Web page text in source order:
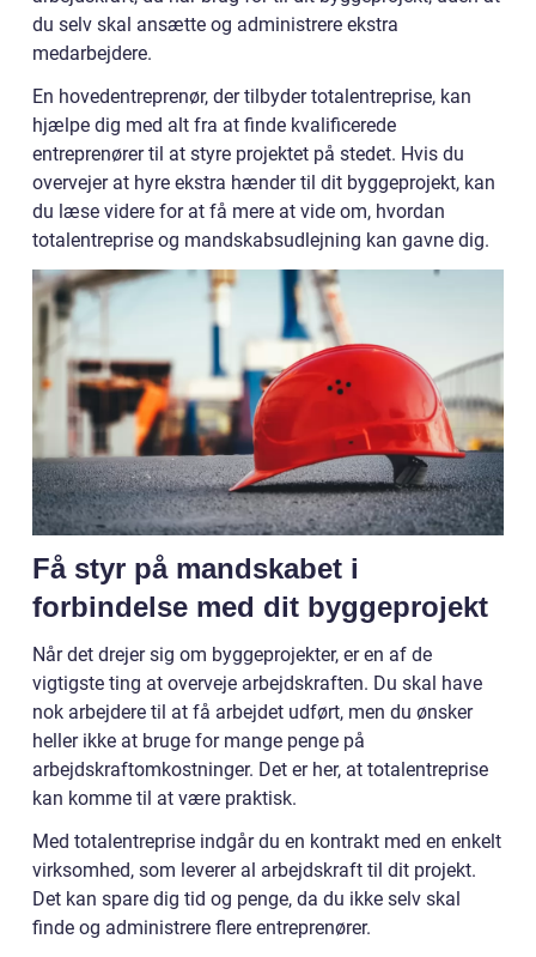
du selv skal ansætte og administrere ekstra
medarbejdere.
En hovedentreprenør, der tilbyder totalentreprise, kan
hjælpe dig med alt fra at finde kvalificerede
entreprenører til at styre projektet på stedet. Hvis du
overvejer at hyre ekstra hænder til dit byggeprojekt, kan
du læse videre for at få mere at vide om, hvordan
totalentreprise og mandskabsudlejning kan gavne dig.
Få styr på mandskabet i
forbindelse med dit byggeprojekt
Når det drejer sig om byggeprojekter, er en af de
vigtigste ting at overveje arbejdskraften. Du skal have
nok arbejdere til at få arbejdet udført, men du ønsker
heller ikke at bruge for mange penge på
arbejdskraftomkostninger. Det er her, at totalentreprise
kan komme til at være praktisk.
Med totalentreprise indgår du en kontrakt med en enkelt
virksomhed, som leverer al arbejdskraft til dit projekt.
Det kan spare dig tid og penge, da du ikke selv skal
finde og administrere flere entreprenører.